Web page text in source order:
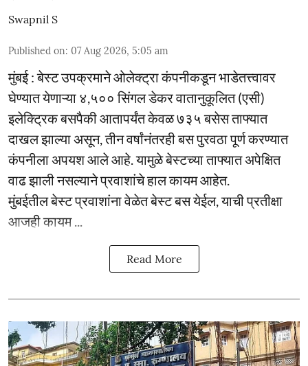
Swapnil S
Published on: 07 Aug 2026, 5:05 am
मुंबई : बेस्ट उपक्रमाने ओलेक्ट्रा कंपनीकडून भाडेतत्त्वावर
घेण्यात येणाऱ्या ४,५०० सिंगल डेकर वातानुकूलित (एसी)
इलेक्ट्रिक बसपैकी आतापर्यंत केवळ ७३५ बसेस ताफ्यात
दाखल झाल्या असून, तीन वर्षांनंतरही बस पुरवठा पूर्ण करण्यात
कंपनीला अपयश आले आहे. यामुळे बेस्टच्या ताफ्यात अपेक्षित
वाढ झाली नसल्याने प्रवाशांचे हाल कायम आहेत.
मुंबईतील बेस्ट प्रवाशांना वेळेत बेस्ट बस येईल, याची प्रतीक्षा
आजही कायम ...
Read More